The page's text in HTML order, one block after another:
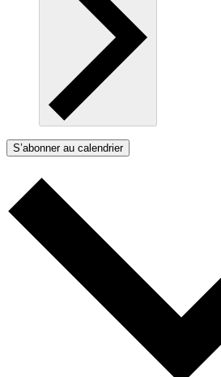
S’abonner au calendrier